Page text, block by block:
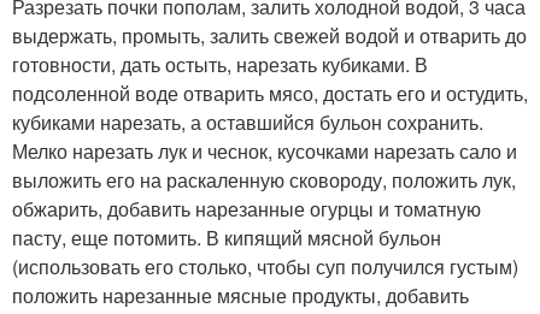
Разрезать почки пополам, залить холодной водой, 3 часа
выдержать, промыть, залить свежей водой и отварить до
готовности, дать остыть, нарезать кубиками. В
подсоленной воде отварить мясо, достать его и остудить,
кубиками нарезать, а оставшийся бульон сохранить.
Мелко нарезать лук и чеснок, кусочками нарезать сало и
выложить его на раскаленную сковороду, положить лук,
обжарить, добавить нарезанные огурцы и томатную
пасту, еще потомить. В кипящий мясной бульон
(использовать его столько, чтобы суп получился густым)
положить нарезанные мясные продукты, добавить